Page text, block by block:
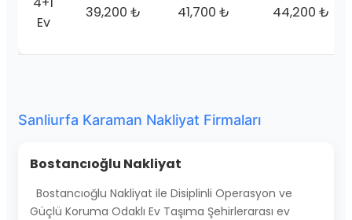
Ev
39,200 ₺ 41,700 ₺ 44,200 ₺
Sanliurfa Karaman Nakliyat Firmaları
Bostancıoğlu Nakliyat
Bostancıoğlu Nakliyat ile Disiplinli Operasyon ve
Güçlü Koruma Odaklı Ev Taşıma Şehirlerarası ev